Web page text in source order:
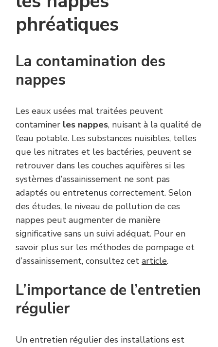
phréatiques
La contamination des
nappes
Les eaux usées mal traitées peuvent
contaminer les nappes, nuisant à la qualité de
l’eau potable. Les substances nuisibles, telles
que les nitrates et les bactéries, peuvent se
retrouver dans les couches aquifères si les
systèmes d’assainissement ne sont pas
adaptés ou entretenus correctement. Selon
des études, le niveau de pollution de ces
nappes peut augmenter de manière
significative sans un suivi adéquat. Pour en
savoir plus sur les méthodes de pompage et
d’assainissement, consultez cet article.
L’importance de l’entretien
régulier
Un entretien régulier des installations est